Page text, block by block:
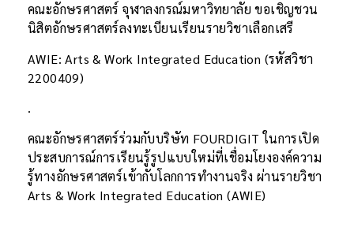
คณะอักษรศาสตร์ จุฬาลงกรณ์มหาวิทยาลัย ขอเชิญชวน
นิสิตอักษรศาสตร์ลงทะเบียนเรียนรายวิชาเลือกเสรี
AWIE: Arts & Work Integrated Education (รหัสวิชา
2200409)
.
คณะอักษรศาสตร์ร่วมกับบริษัท FOURDIGIT ในการเปิด
ประสบการณ์การเรียนรู้รูปแบบใหม่ที่เชื่อมโยงองค์ความ
รู้ทางอักษรศาสตร์เข้ากับโลกการทำงานจริง ผ่านรายวิชา
Arts & Work Integrated Education (AWIE)